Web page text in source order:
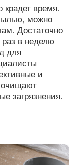
время.
можно
Достаточно
в неделю
для
и
очищают
загрязнения.